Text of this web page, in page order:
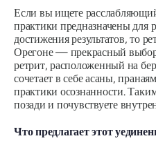
Если вы ищете
практики предназначены для
достижения результатов, то
Орегоне — прекрасный
ретрит, расположенный на
сочетает в себе асаны,
практики осознанности.
позади и почувствуете
Что предлагает этот